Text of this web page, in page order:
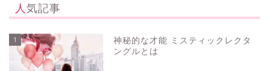
人気記事
1
神秘的な才能 ミスティックレクタ
ングルとは